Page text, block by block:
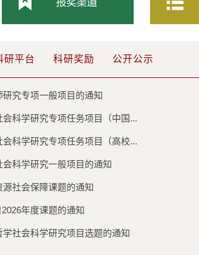
研平台 科研奖励 公开公示
究专项一般项目的通知
科学研究专项任务项目（中国...
科学研究专项任务项目（高校...
科学研究一般项目的通知
社会保障课题的通知
年度课题的通知
社会科学研究项目选题的通知